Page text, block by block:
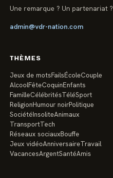
Une remarque ? Un partenariat ?
admin@vdr-nation.com
THÈMES
Jeux de motsFailsÉcoleCouple
AlcoolFêteCoquinEnfants
FamilleCélébritésTéléSport
ReligionHumour noirPolitique
SociétéInsoliteAnimaux
TransportTech
Réseaux sociauxBouffe
Jeux vidéoAnniversaireTravail
VacancesArgentSantéAmis